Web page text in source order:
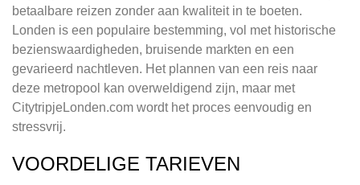
betaalbare reizen zonder aan kwaliteit in te boeten.
Londen is een populaire bestemming, vol met historische
bezienswaardigheden, bruisende markten en een
gevarieerd nachtleven. Het plannen van een reis naar
deze metropool kan overweldigend zijn, maar met
CitytripjeLonden.com wordt het proces eenvoudig en
stressvrij.
VOORDELIGE TARIEVEN